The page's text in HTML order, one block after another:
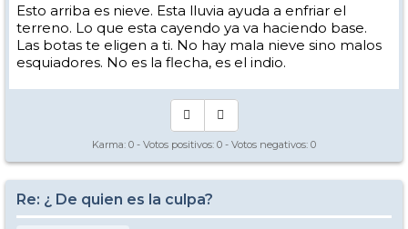
Esto arriba es nieve. Esta lluvia ayuda a enfriar el
terreno. Lo que esta cayendo ya va haciendo base.
Las botas te eligen a ti. No hay mala nieve sino malos
esquiadores. No es la flecha, es el indio.
Karma: 0 - Votos positivos: 0 - Votos negativos: 0
Re: ¿ De quien es la culpa?